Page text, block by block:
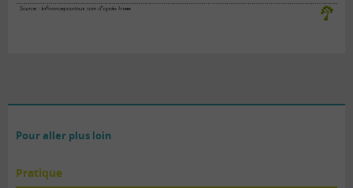
Pour aller plus loin
Pratique